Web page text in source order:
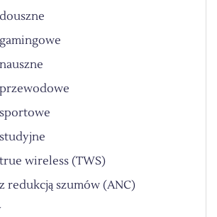
wireless (TWS)
redukcją szumów (ANC)